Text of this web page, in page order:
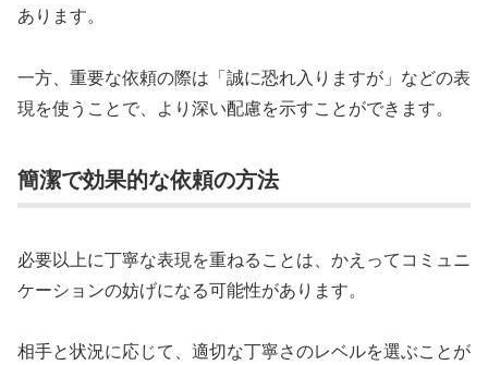
あります。
一方、重要な依頼の際は「誠に恐れ入りますが」などの表
現を使うことで、より深い配慮を示すことができます。
簡潔で効果的な依頼の方法
必要以上に丁寧な表現を重ねることは、かえってコミュニ
ケーションの妨げになる可能性があります。
相手と状況に応じて、適切な丁寧さのレベルを選ぶことが